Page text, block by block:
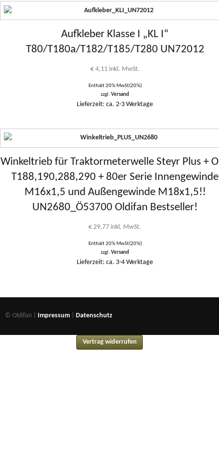
Aufkleber Klasse I „KL I“
T80/T180a/T182/T185/T280 UN72012
€4,11 inkl. MwSt.
Enthält 20% MwSt(20%)
zzgl.Versand
Lieferzeit: ca. 2-3 Werktage
Winkeltrieb für Traktormeterwelle Steyr Plus +
T188,190,288,290 + 80er Serie Innengewinde
M16x1,5 und Außengewinde M18x1,5!!
UN2680_Ö53700 Oldifan Bestseller!
€ 29,77 inkl. MwSt.
Enthält 20% MwSt(20%)
zzgl.Versand
Lieferzeit: ca. 3-4 Werktage
© Oldifan | Impressum Datenschutz
Vertrag widerrufen